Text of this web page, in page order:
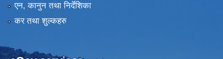
एन, कानुन तथा निर्देशिका
कर तथा शुल्कहरु